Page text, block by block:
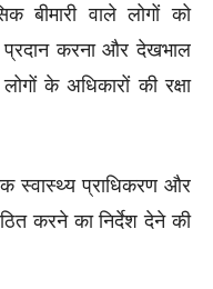
बीमारी वाले लोगों को
करना और देखभाल
के अधिकारों की रक्षा
स्वास्थ्य प्राधिकरण और
करने का निर्देश देने की